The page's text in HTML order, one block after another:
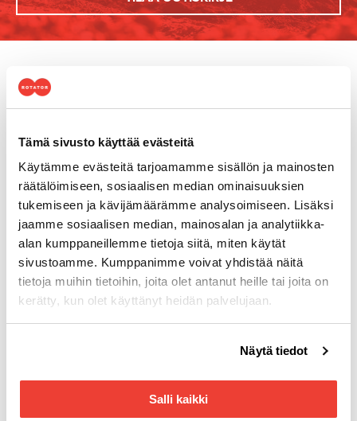
Tämä sivusto käyttää evästeitä
Käytämme evästeitä tarjoamamme sisällön ja mainosten
räätälöimiseen, sosiaalisen median ominaisuuksien
tukemiseen ja kävijämäärämme analysoimiseen. Lisäksi
jaamme sosiaalisen median, mainosalan ja analytiikka-
alan kumppaneillemme tietoja siitä, miten käytät
sivustoamme. Kumppanimme voivat yhdistää näitä
tietoja muihin tietoihin, joita olet antanut heille tai joita on
kerätty, kun olet käyttänyt heidän palvelujaan.
linkistä.
Näytä tiedot
Salli kaikki
Yhteystiedot
Tuottotie 4
PL 10
33961 Pirkkala
Aukioloajat
Arkisin 8.00–16.00
Sähköpostiosoite